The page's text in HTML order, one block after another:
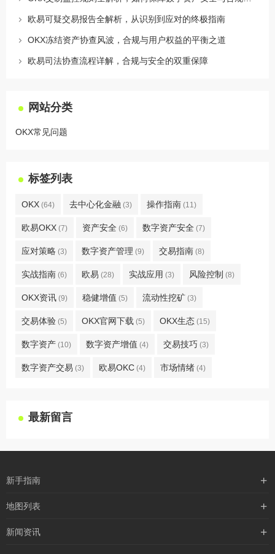
欧易可疑交易报告全解析，从识别到应对的终极指南
OKX冻结资产协查风波，合规与用户权益的平衡之道
欧易司法协查流程详解，合规与安全的双重保障
网站分类
OKX常见问题
标签列表
OKX (64) 去中心化金融 (3) 操作指南 (11)
欧易OKX (7) 资产安全 (6) 数字资产安全 (7)
应对策略 (3) 数字资产管理 (9) 交易指南 (8)
实战指南 (6) 欧易 (28) 实战应用 (3) 风险控制 (8)
OKX资讯 (9) 稳健增值 (5) 流动性挖矿 (3)
交易体验 (5) OKX官网下载 (5) OKX生态 (15)
数字资产 (10) 数字资产增值 (4) 交易技巧 (3)
数字资产交易 (3) 欧易OKC (4) 市场情绪 (4)
最新留言
新手指南
购买流程
地图列表
最新文章
新闻资讯